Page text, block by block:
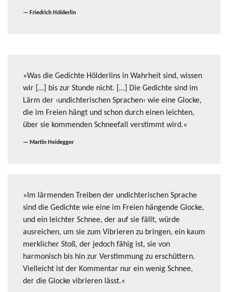
Friedrich Hölderlin
»Was die Gedichte Hölderlins in Wahrheit sind, wissen
wir […] bis zur Stunde nicht. […] Die Gedichte sind im
Lärm der ›undichterischen Sprachen‹ wie eine Glocke,
die im Freien hängt und schon durch einen leichten,
über sie kommenden Schneefall verstimmt wird.«
Martin Heidegger
»Im lärmenden Treiben der undichterischen Sprache
sind die Gedichte wie eine im Freien hängende Glocke,
und ein leichter Schnee, der auf sie fällt, würde
ausreichen, um sie zum Vibrieren zu bringen, ein kaum
merklicher Stoß, der jedoch fähig ist, sie von
harmonisch bis hin zur Verstimmung zu erschüttern.
Vielleicht ist der Kommentar nur ein wenig Schnee,
der die Glocke vibrieren lässt.«